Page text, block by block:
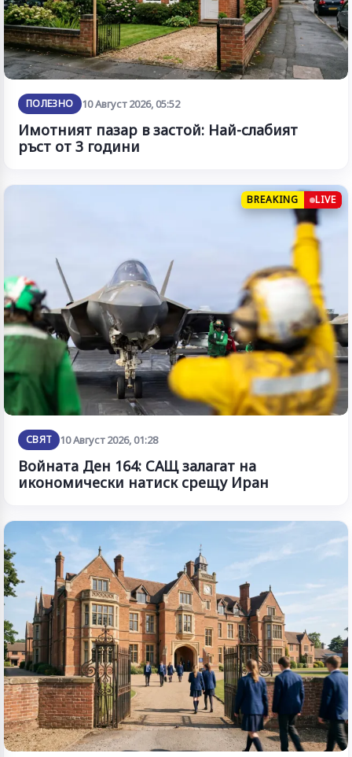
ПОЛЕЗНО 10 Август 2026, 05:52
Имотният пазар в застой: Най-слабият
ръст от 3 години
BREAKING LIVE
СВЯТ 10 Август 2026, 01:28
Войната Ден 164: САЩ залагат на
икономически натиск срещу Иран